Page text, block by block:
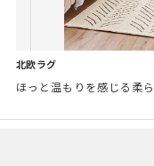
北欧ラグ